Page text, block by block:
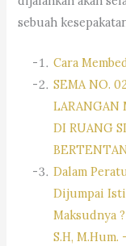
sebuah
Cara
SEMA NO.
LARANGAN
DI RUANG
Dalam
Dijumpai
Maksudnya
S.H, M.Hum.